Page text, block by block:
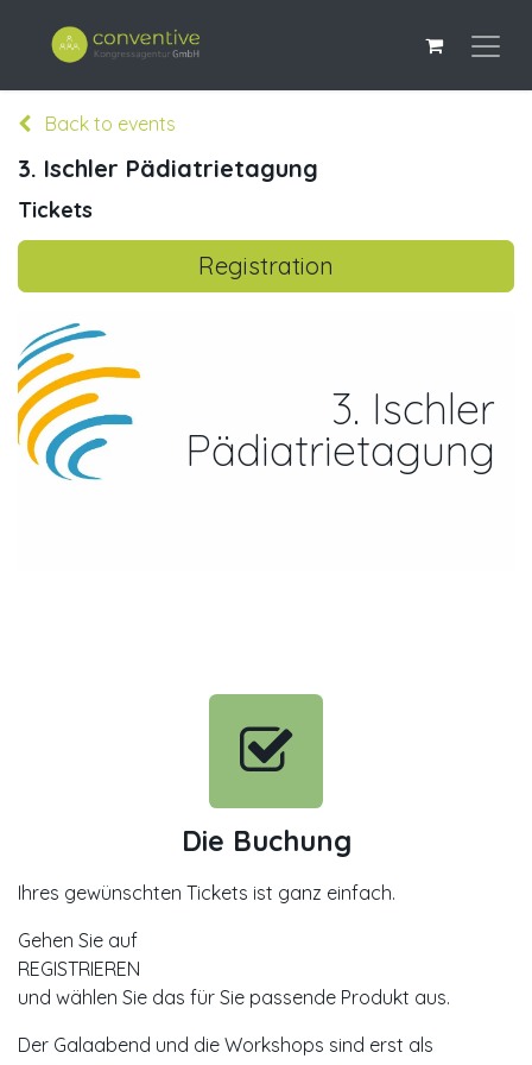
Back to events
3. Ischler Pädiatrietagung
Tickets
Registration
3. Ischler
Pädiatrietagung
Die Buchung
Ihres gewünschten Tickets ist ganz einfach.
Gehen Sie auf
REGISTRIEREN
und wählen Sie das für Sie passende Produkt aus.
Der Galaabend und die Workshops sind erst als